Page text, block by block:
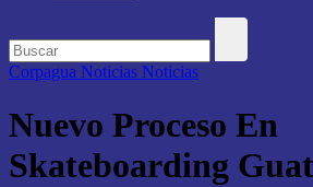
Corpagua Noticias Noticias
Nuevo Proceso En
Skateboarding